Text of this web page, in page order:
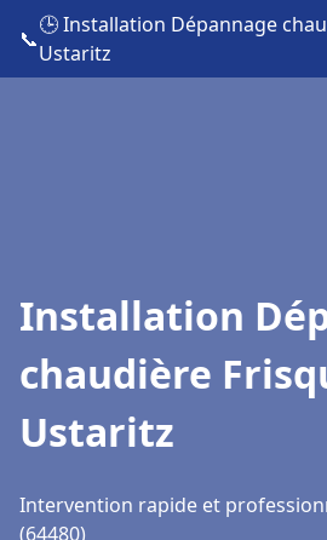
📞
🕒 Installation Dépannage
Ustaritz
Installation
chaudière
Ustaritz
Intervention rapide et
(64480)